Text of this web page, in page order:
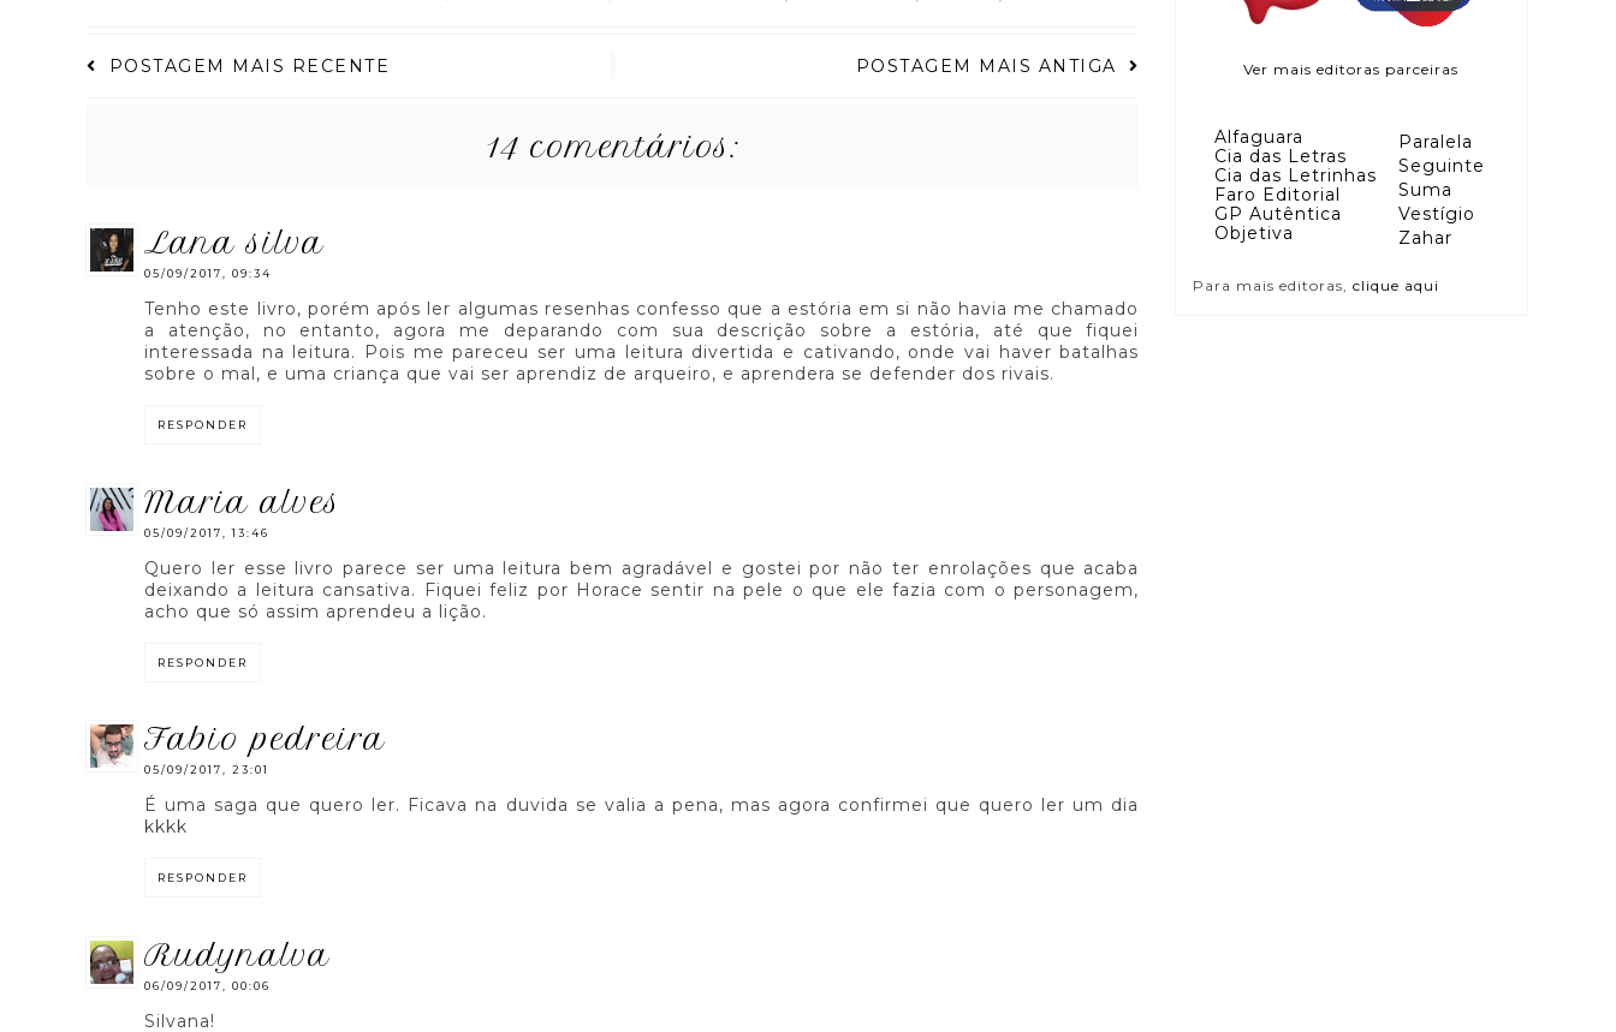
POSTAGEM MAIS RECENTE POSTAGEM MAIS ANTIGA
14 comentários:
lana silva
05/09/2017, 09:34
Tenho este livro, porém após ler algumas resenhas confesso que a estória em si não havia me chamado
a atenção, no entanto, agora me deparando com sua descrição sobre a estória, até que fiquei
interessada na leitura. Pois me pareceu ser uma leitura divertida e cativando, onde vai haver batalhas
sobre o mal, e uma criança que vai ser aprendiz de arqueiro, e aprendera se defender dos rivais.
RESPONDER
maria alves
05/09/2017, 13:46
Quero ler esse livro parece ser uma leitura bem agradável e gostei por não ter enrolações que acaba
deixando a leitura cansativa. Fiquei feliz por Horace sentir na pele o que ele fazia com o personagem,
acho que só assim aprendeu a lição.
RESPONDER
fabio pedreira
05/09/2017, 23:01
É uma saga que quero ler. Ficava na duvida se valia a pena, mas agora confirmei que quero ler um dia
kkkk
RESPONDER
rudynalva
06/09/2017, 00:06
Silvana!
Ver mais editoras parceiras
Alfaguara
Cia das Letras
Cia das Letrinhas
Faro Editorial
GP Autêntica
Objetiva
Paralela
Seguinte
Suma
Vestígio
Zahar
Para mais editoras, clique aqui